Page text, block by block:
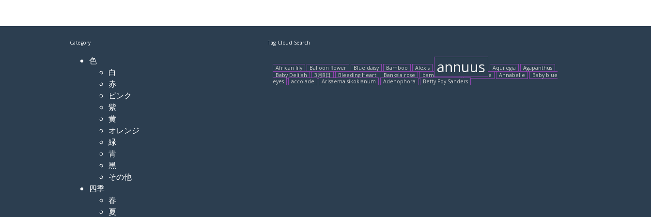
Category
色
白
赤
ピンク
紫
黄
オレンジ
緑
青
黒
その他
四季
春
夏
Tag Cloud Search
African lily Balloon flower Blue daisy Bamboo Alexis annuus Aquilegia
Agapanthus
Baby Delilah
3月8日 Bleeding Heart Banksia rose bambooforest Artichoke Annabelle
Baby blue
eyes
accolade Arisaema sikokianum Adenophora Betty Foy Sanders